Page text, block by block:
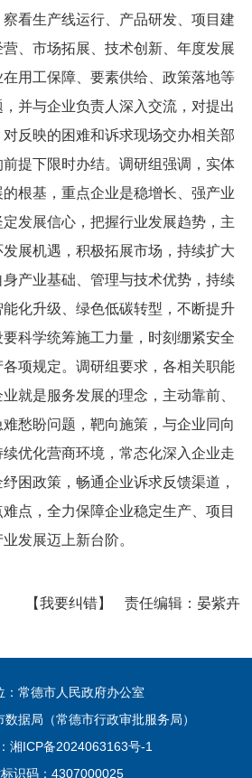
看生产线运行、产品研发、项目建
、市场拓展、技术创新、年度发展
用工保障、要素供给、政策落地等
并与企业负责人深入交流，对提出
反映的困难和诉求现场交办相关部
提下限时办结。调研组强调，实体
根基，重点企业是稳增长、强产业
发展信心，把握行业发展趋势，主
展机遇，积极拓展市场，持续扩大
产业基础、管理与技术优势，持续
化升级、绿色低碳转型，不断提升
科学统筹施工力量，时刻绷紧安全
项规定。调研组要求，各相关职能
就是服务发展的理念，主动靠前、
愁盼问题，靶向施策，与企业同向
优化营商环境，常态化深入企业走
困政策，畅通企业诉求反馈渠道，
点，全力保障企业稳定生产、项目
发展迈上新台阶。
【我要纠错】 责任编辑： 晏紫卉
：常德市人民政府办公室
据局（常德市行政审批服务局）
湘ICP备2024063163号-1
识码：4307000025